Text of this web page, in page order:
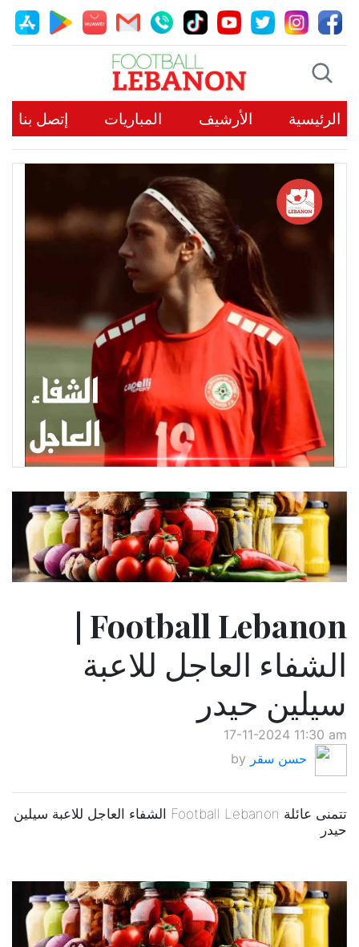
الرئيسية الأرشيف المباريات إتصل بنا
Football Lebanon |
الشفاء العاجل للاعبة
سيلين حيدر
17-11-2024 11:30 am
by حسن سقر
تتمنى عائلة Football Lebanon الشفاء العاجل للاعبة سيلين
حيدر.